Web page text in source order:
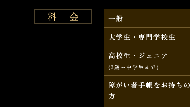
料 金 一般
大学生・専門学校生
高校生・ジュニア
(3歳～中学生まで)
障がい者手帳をお持ちの
方